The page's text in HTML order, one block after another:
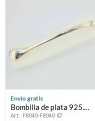
Envío gratis
Bombilla de plata 925.
Modelo CRIOLLA con
F8040-F8040